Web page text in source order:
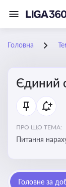
Головна
Єдиний
ПРО ЩО ТЕМА:
Питання
Головне за